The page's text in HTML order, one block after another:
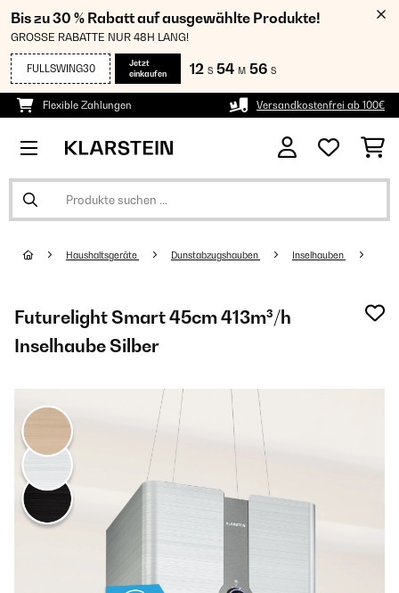
Bis zu 30 % Rabatt auf ausgewählte Produkte!
GROSSE RABATTE NUR 48H LANG!
FULLSWING30
Jetzt
einkaufen
12 S 54 M 55 S
Flexible Zahlungen Versandkostenfrei ab 100€
Haushaltsgeräte Dunstabzugshauben Inselhauben
Futurelight Smart 45cm 413m³/h
Inselhaube Silber